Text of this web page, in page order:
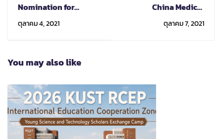
Nomination for
University in Spring
ตุลาคม 4, 2021
China Medical
Admission
ตุลาคม 7, 2021
You may also like